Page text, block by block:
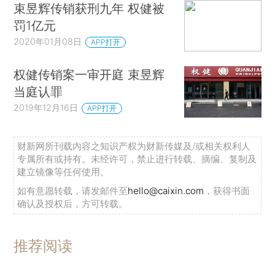
束昱辉传销获刑九年 权健被
罚1亿元
2020年01月08日 APP打开
权健传销案一审开庭 束昱辉
当庭认罪
2019年12月16日 APP打开
财新网所刊载内容之知识产权为财新传媒及/或相关权利人
专属所有或持有。未经许可，禁止进行转载、摘编、复制及
建立镜像等任何使用。
如有意愿转载，请发邮件至hello@caixin.com ，获得书面
确认及授权后，方可转载。
推荐阅读